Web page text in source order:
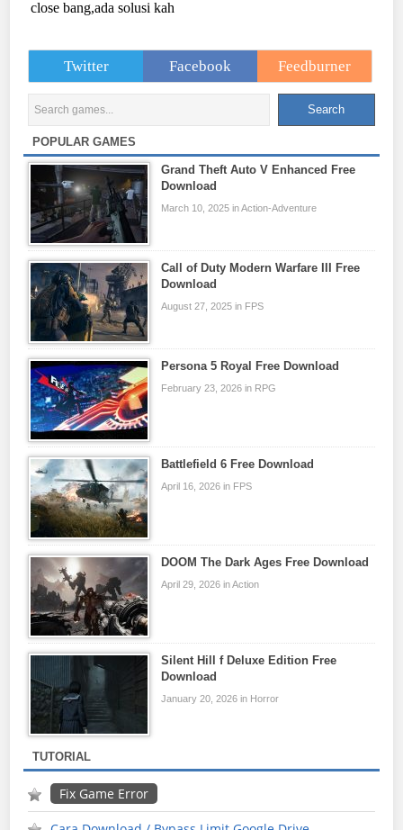
Twitter Facebook Feedburner
POPULAR GAMES
Grand Theft Auto V Enhanced Free
Download
March 10, 2025 in Action-Adventure
Call of Duty Modern Warfare III Free
Download
August 27, 2025 in FPS
Persona 5 Royal Free Download
February 23, 2026 in RPG
Battlefield 6 Free Download
April 16, 2026 in FPS
DOOM The Dark Ages Free Download
April 29, 2026 in Action
Silent Hill f Deluxe Edition Free
Download
January 20, 2026 in Horror
TUTORIAL
Fix Game Error